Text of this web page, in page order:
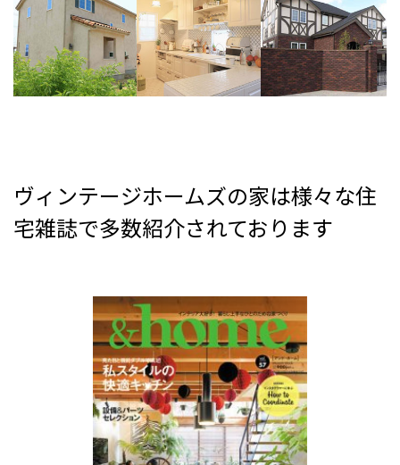
ヴィンテージホームズの家は様々な住
宅雑誌で多数紹介されております